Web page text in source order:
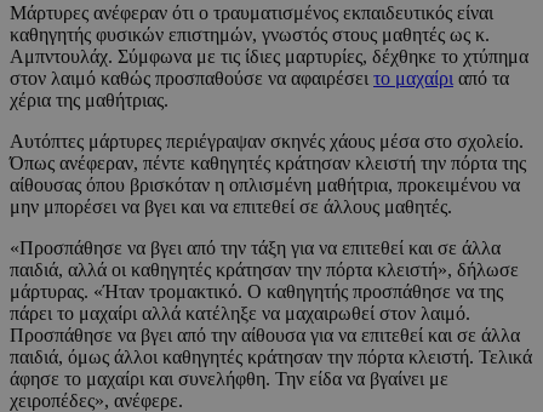
Μάρτυρες ανέφεραν ότι ο τραυματισμένος εκπαιδευτικός είναι
καθηγητής φυσικών επιστημών, γνωστός στους μαθητές ως κ.
Αμπντουλάχ. Σύμφωνα με τις ίδιες μαρτυρίες, δέχθηκε το χτύπημα
στον λαιμό καθώς προσπαθούσε να αφαιρέσει το μαχαίρι από τα
χέρια της μαθήτριας.
Αυτόπτες μάρτυρες περιέγραψαν σκηνές χάους μέσα στο σχολείο.
Όπως ανέφεραν, πέντε καθηγητές κράτησαν κλειστή την πόρτα της
αίθουσας όπου βρισκόταν η οπλισμένη μαθήτρια, προκειμένου να
μην μπορέσει να βγει και να επιτεθεί σε άλλους μαθητές.
«Προσπάθησε να βγει από την τάξη για να επιτεθεί και σε άλλα
παιδιά, αλλά οι καθηγητές κράτησαν την πόρτα κλειστή», δήλωσε
μάρτυρας. «Ήταν τρομακτικό. Ο καθηγητής προσπάθησε να της
πάρει το μαχαίρι αλλά κατέληξε να μαχαιρωθεί στον λαιμό.
Προσπάθησε να βγει από την αίθουσα για να επιτεθεί και σε άλλα
παιδιά, όμως άλλοι καθηγητές κράτησαν την πόρτα κλειστή. Τελικά
άφησε το μαχαίρι και συνελήφθη. Την είδα να βγαίνει με
χειροπέδες», ανέφερε.